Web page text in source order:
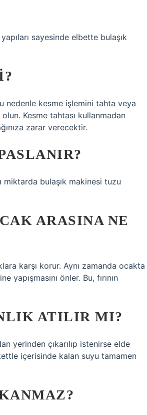
sayesinde elbette bulaşık
nedenle kesme işlemini tahta veya
Kesme tahtası kullanmadan
zarar verecektir.
miktarda bulaşık makinesi tuzu
ARASINA NE
karşı korur. Aynı zamanda ocakta
önler. Bu, fırının
ATILIR MI?
yerinden çıkarılıp istenirse elde
içerisinde kalan suyu tamamen